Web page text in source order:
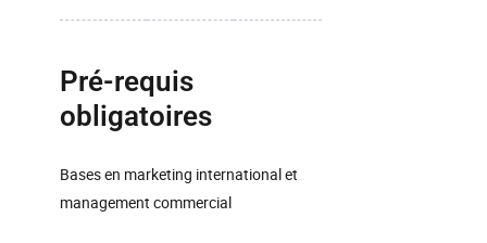
Pré-requis
obligatoires
Bases en marketing international et
management commercial